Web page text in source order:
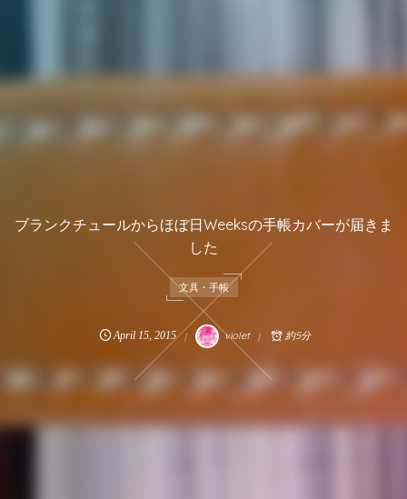
ブランクチュールからほぼ日Weeksの手帳カバーが届きま
した
文具・手帳
April 15,2015 violet 約5分